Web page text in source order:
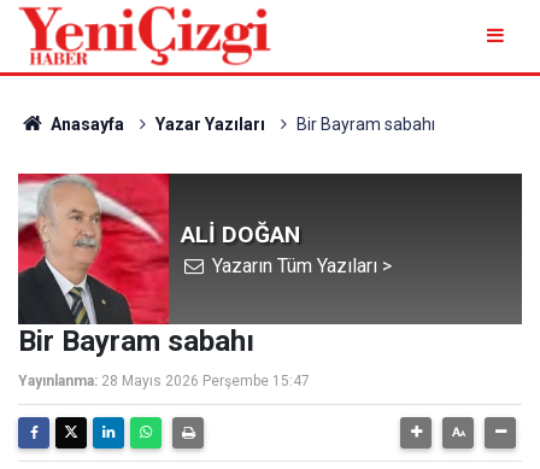
Anasayfa Yazar Yazıları Bir Bayram sabahı
ALİ DOĞAN
Yazarın Tüm Yazıları >
Bir Bayram sabahı
Yayınlanma: 28 Mayıs 2026 Perşembe 15:47